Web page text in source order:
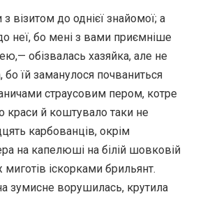
візитом до однієї знайомої; а
неї, бо мені з вами приємніше
обізвалась хазяйка, але не
їй заманулося почваниться
страусовим пером, котре
краси й коштувало таки не
карбованців, окрім
на капелюші на білій шовковій
іскорками брильянт.
зумисне ворушилась, крутила